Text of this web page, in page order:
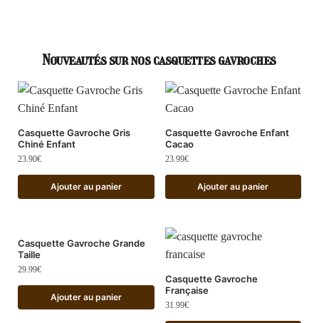
Nouveautés sur nos casquettes gavroches
Casquette Gavroche Gris
Chiné Enfant
23.90€
Ajouter au panier
Casquette Gavroche Enfant
Cacao
23.99€
Ajouter au panier
Casquette Gavroche Grande
Taille
29.99€
Ajouter au panier
Casquette Gavroche
Française
31.99€